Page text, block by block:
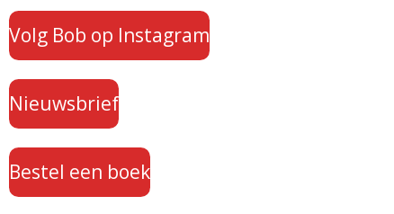
Volg Bob op Instagram
Nieuwsbrief
Bestel een boek